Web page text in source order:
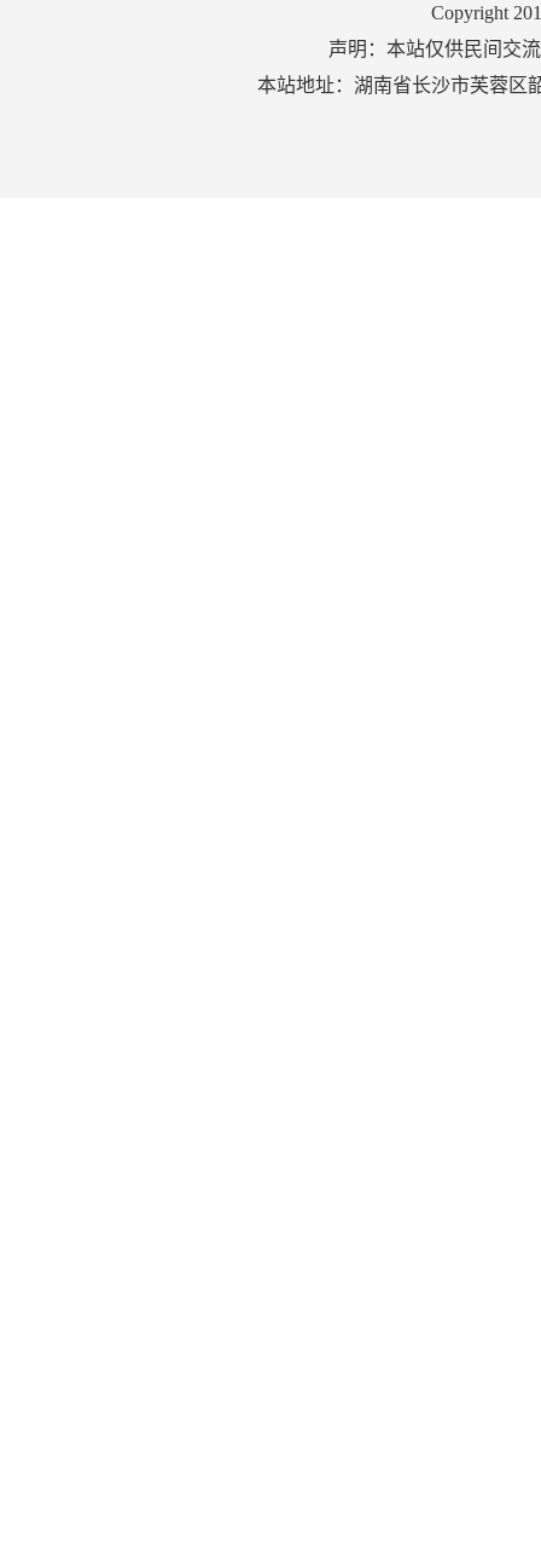
Copyright
声明：本站仅供民间交
本站地址：湖南省长沙市芙蓉区